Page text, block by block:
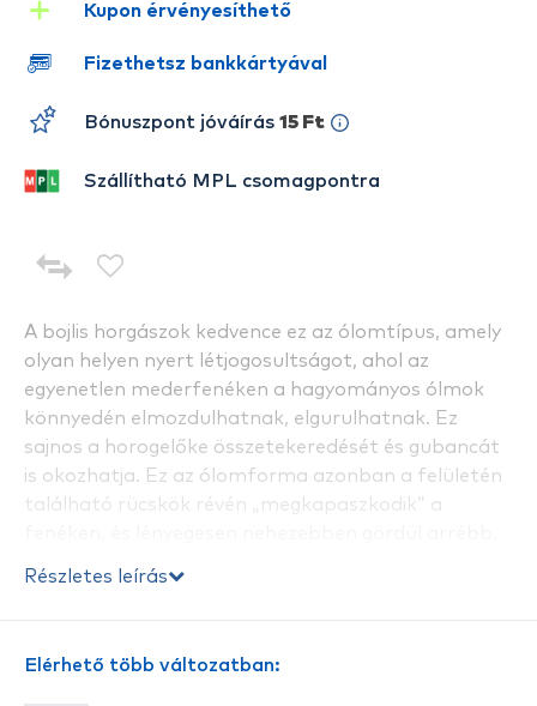
A bojlis horgászok kedvence ez az ólomtípus, amely
olyan helyen nyert létjogosultságot, ahol az
egyenetlen mederfenéken a hagyományos ólmok
könnyedén elmozdulhatnak, elgurulhatnak. Ez
sajnos a horogelőke összetekeredését és gubancát
is okozhatja. Ez az ólomforma azonban a felületén
található rücskök révén „megkapaszkodik” a
Részletes leírás
Elérhető több változatban:
Kupon érvényesíthető
Fizethetsz bankkártyával
Bónuszpont jóváírás 15 Ft
Szállítható MPL csomagpontra